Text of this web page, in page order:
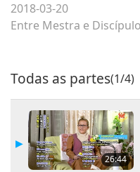
2018-03-20
Entre Mestra e
Todas as partes(1/4)
26:44